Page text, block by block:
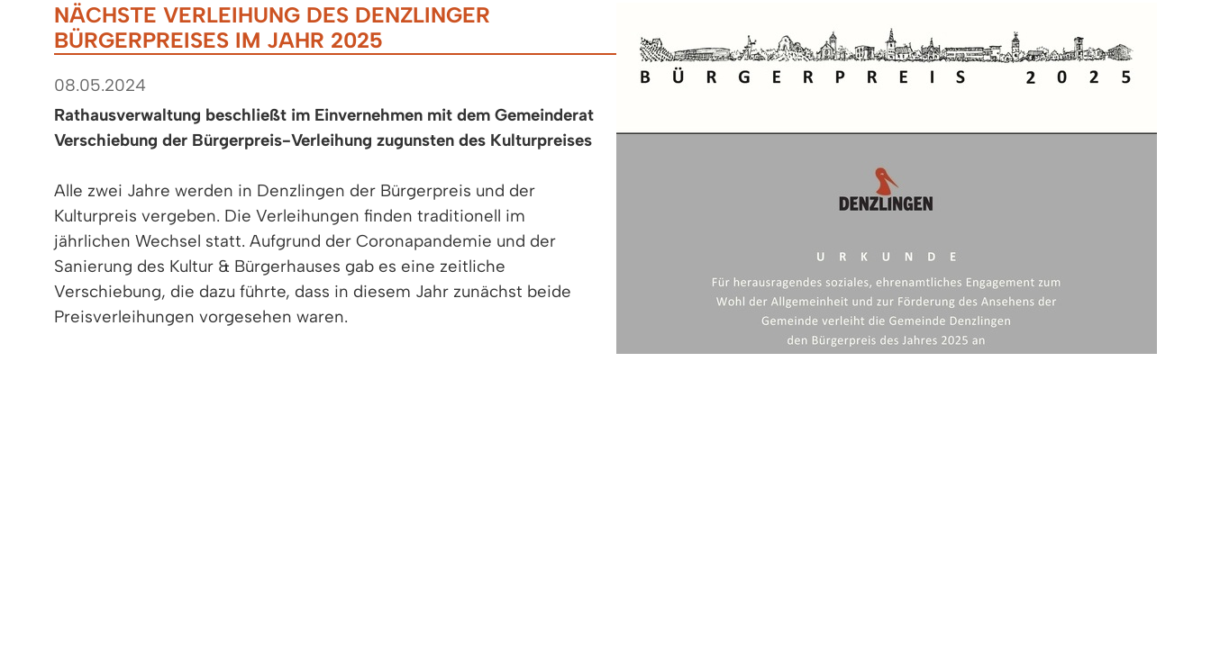
NÄCHSTE VERLEIHUNG DES DENZLINGER
BÜRGERPREISES IM JAHR 2025
08.05.2024
Rathausverwaltung beschließt im Einvernehmen mit dem Gemeinderat
Verschiebung der Bürgerpreis-Verleihung zugunsten des Kulturpreises
Alle zwei Jahre werden in Denzlingen der Bürgerpreis und der
Kulturpreis vergeben. Die Verleihungen finden traditionell im
jährlichen Wechsel statt. Aufgrund der Coronapandemie und der
Sanierung des Kultur & Bürgerhauses gab es eine zeitliche
Verschiebung, die dazu führte, dass in diesem Jahr zunächst beide
Preisverleihungen vorgesehen waren.